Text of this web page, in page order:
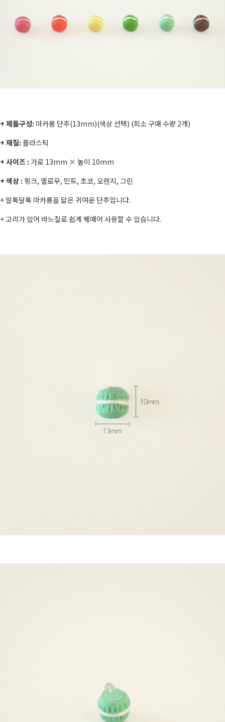
+ 제품구성: 마카롱 단추(13mm)(색상 선택) (최소 구매 수량 2개)
+ 재질: 플라스틱
+ 사이즈 : 가로 13mm × 높이 10mm
+ 색상 : 핑크, 옐로우, 민트, 초코, 오렌지, 그린
+ 알록달록 마카롱을 닮은 귀여운 단추입니다.
+ 고리가 있어 바느질로 쉽게 꿰매어 사용할 수 있습니다.